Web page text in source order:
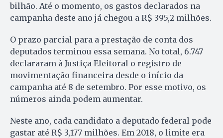
bilhão. Até o momento, os gastos declarados na
campanha deste ano já chegou a R$ 395,2 milhões.
O prazo parcial para a prestação de conta dos
deputados terminou essa semana. No total, 6.747
declararam à Justiça Eleitoral o registro de
movimentação financeira desde o início da
campanha até 8 de setembro. Por esse motivo, os
números ainda podem aumentar.
Neste ano, cada candidato a deputado federal pode
gastar até R$ 3,177 milhões. Em 2018, o limite era